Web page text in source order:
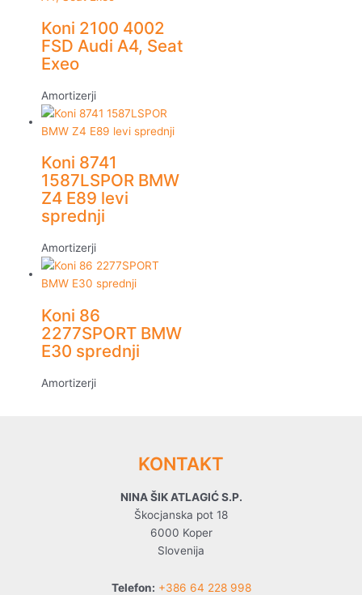
Koni 2100 4002
FSD Audi A4, Seat
Exeo
Amortizerji
Koni 8741
1587LSPOR BMW
Z4 E89 levi
sprednji
Amortizerji
Koni 86
2277SPORT BMW
E30 sprednji
Amortizerji
KONTAKT
NINA ŠIK ATLAGIĆ S.P.
Škocjanska pot 18
6000 Koper
Slovenija
Telefon: +386 64 228 998